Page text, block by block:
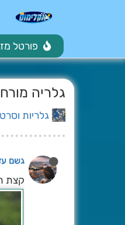
פורטל
גלריה מורחבת
גלריות
גשם
קצת